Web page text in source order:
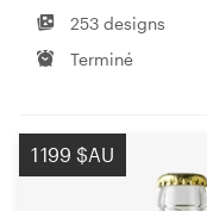
253 designs
Terminé
1 199 $AU